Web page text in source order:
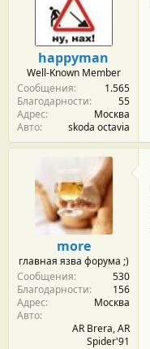
happyman
Well-Known Member
Сообщения
1.565
Благодарности
55
Адрес
Москва
Авто
skoda octavia
more
главная язва форума ;)
Сообщения
530
Благодарности
156
Адрес
Москва
Авто
AR Brera, AR
Spider'91